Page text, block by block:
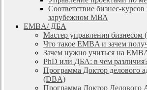
Соответствие бизнес-
зарубежном МВА
EMBA/ ДБA
Мастер управления бизнесом
Что такое EMBA и зачем
Зачем нужно учиться на
PhD или ДБА: в чем
Программа Доктор делового
(DBА)
Программа Доктор Делового